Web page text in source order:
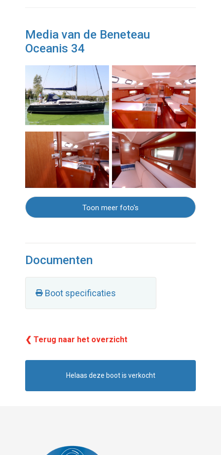
Media van de Beneteau
Oceanis 34
Toon meer foto's
Documenten
Boot specificaties
❮ Terug naar het overzicht
Helaas deze boot is verkocht